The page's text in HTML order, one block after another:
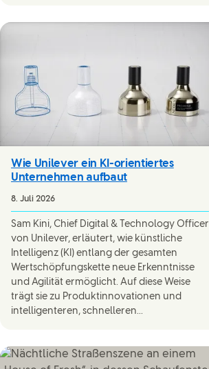
Wie Unilever ein KI-orientiertes
Unternehmen aufbaut
8. Juli 2026
Sam Kini, Chief Digital & Technology Officer
von Unilever, erläutert, wie künstliche
Intelligenz (KI) entlang der gesamten
Wertschöpfungskette neue Erkenntnisse
und Agilität ermöglicht. Auf diese Weise
trägt sie zu Produktinnovationen und
intelligenteren, schnelleren...